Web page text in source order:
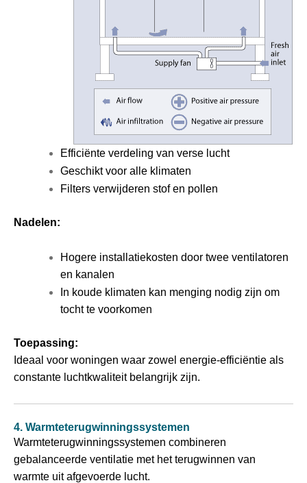
Efficiënte verdeling van verse lucht
Geschikt voor alle klimaten
Filters verwijderen stof en pollen
Nadelen:
Hogere installatiekosten door twee ventilatoren
en kanalen
In koude klimaten kan menging nodig zijn om
tocht te voorkomen
Toepassing:
Ideaal voor woningen waar zowel energie-efficiëntie als
constante luchtkwaliteit belangrijk zijn.
4. Warmteterugwinningssystemen
Warmteterugwinningssystemen combineren
gebalanceerde ventilatie met het terugwinnen van
warmte uit afgevoerde lucht.